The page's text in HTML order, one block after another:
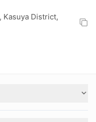
Kasuya District,